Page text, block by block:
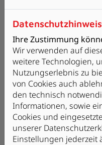
Weiterlesen
Ihre Zustimmung
Wir verwenden auf
weitere Technologien,
Nutzungserlebnis zu
von Cookies auch
den technisch
Informationen, sowie
Cookies und
unserer
Einstellungen jederzeit